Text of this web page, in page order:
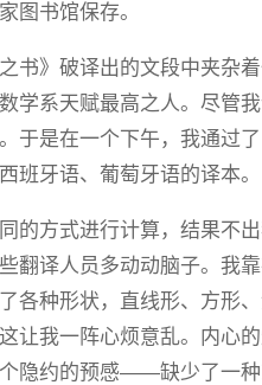
图书馆保存。
书》破译出的文段中夹杂
学系天赋最高之人。尽管
于是在一个下午，我通过
班牙语、葡萄牙语的译本。
的方式进行计算，结果不
翻译人员多动动脑子。我
各种形状，直线形、方
让我一阵心烦意乱。内心
隐约的预感——缺少了一种